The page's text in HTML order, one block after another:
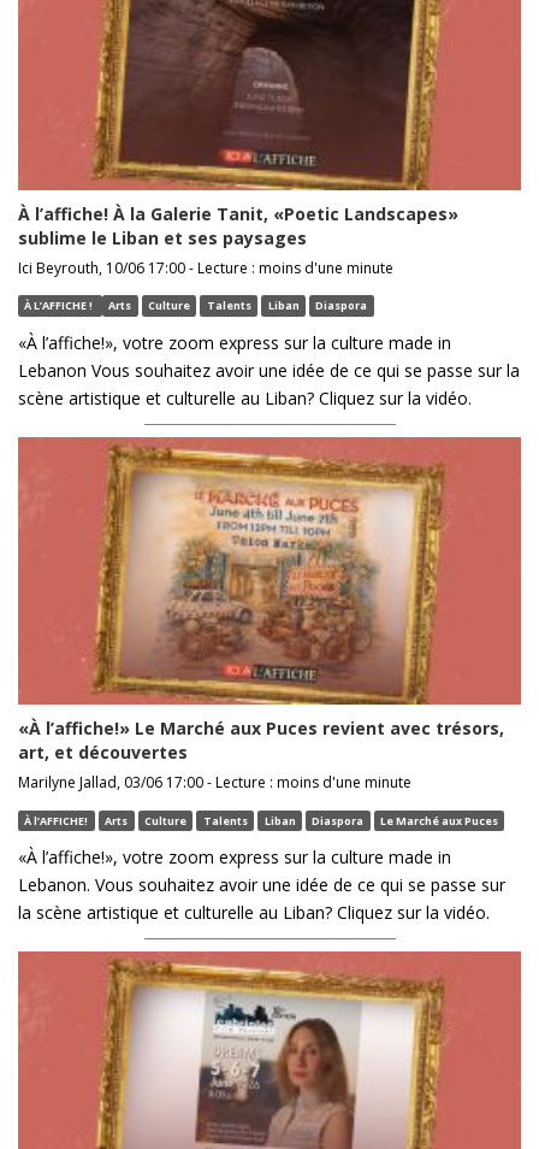
À l’affiche! À la Galerie Tanit, «Poetic Landscapes»
sublime le Liban et ses paysages
Ici Beyrouth, 10/06 17:00 - Lecture : moins d'une minute
À L’AFFICHE ! Arts Culture Talents Liban Diaspora
«À l’affiche!», votre zoom express sur la culture made in
Lebanon Vous souhaitez avoir une idée de ce qui se passe sur la
scène artistique et culturelle au Liban? Cliquez sur la vidéo.
«À l’affiche!» Le Marché aux Puces revient avec trésors,
art, et découvertes
Marilyne Jallad, 03/06 17:00 - Lecture : moins d'une minute
À l’AFFICHE! Arts Culture Talents Liban Diaspora Le Marché aux Puces
«À l’affiche!», votre zoom express sur la culture made in
Lebanon. Vous souhaitez avoir une idée de ce qui se passe sur
la scène artistique et culturelle au Liban? Cliquez sur la vidéo.